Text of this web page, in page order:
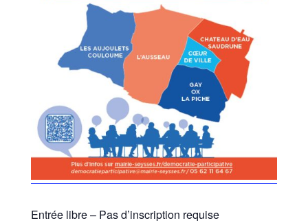
Entrée libre – Pas d’inscription requise